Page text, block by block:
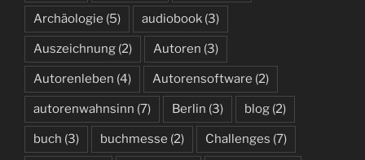
Archäologie (5) audiobook (3)
Auszeichnung (2) Autoren (3)
Autorenleben (4) Autorensoftware (2)
autorenwahnsinn (7) Berlin (3) blog (2)
buch (3) buchmesse (2) Challenges (7)